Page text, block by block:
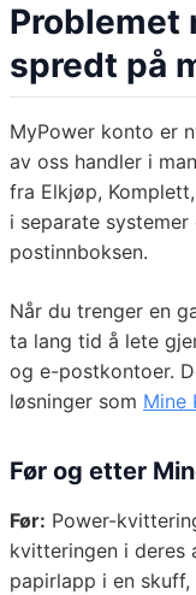
Problemet
spredt på
MyPower konto er
av oss handler i
fra Elkjøp,
i separate
postinnboksen.
Når du trenger en
ta lang tid å lete
og e-postkontoer.
løsninger som Mine
Før og etter
Før: Power-
kvitteringen i deres
papirlapp i en